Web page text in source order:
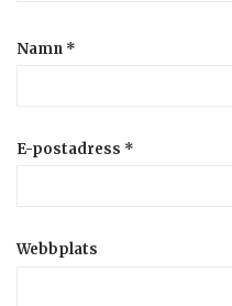
Namn *
E-postadress *
Webbplats